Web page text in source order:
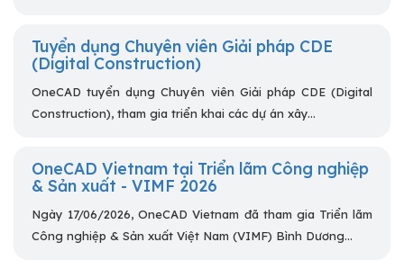
Tuyển dụng Chuyên viên Giải pháp CDE
(Digital Construction)
OneCAD tuyển dụng Chuyên viên Giải pháp CDE (Digital
Construction), tham gia triển khai các dự án xây...
OneCAD Vietnam tại Triển lãm Công nghiệp
& Sản xuất - VIMF 2026
Ngày 17/06/2026, OneCAD Vietnam đã tham gia Triển lãm
Công nghiệp & Sản xuất Việt Nam (VIMF) Bình Dương...